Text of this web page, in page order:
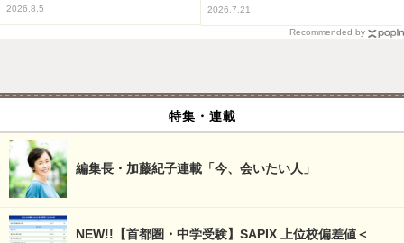
2026.8.5 2026.7.21
Recommended by
特集・連載
編集長・加藤紀子連載「今、会いたい人」
NEW!!【首都圏・中学受験】SAPIX 上位校偏差値＜